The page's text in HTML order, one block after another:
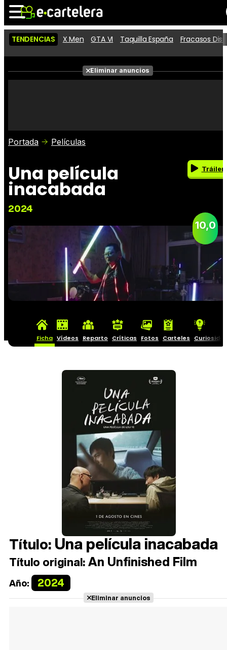
Noticias Cartelera
Películas
Críticas
TENDENCIAS X Men GTA VI Taquilla España Fracasos
Eliminar anuncios
Portada Películas
Una película
inacabada
2024
Tráiler
10,0
Ficha Vídeos Reparto Críticas Fotos Carteles
Título:Una película inacabada
Título original:An Unfinished Film
Año: 2024
Eliminar anuncios